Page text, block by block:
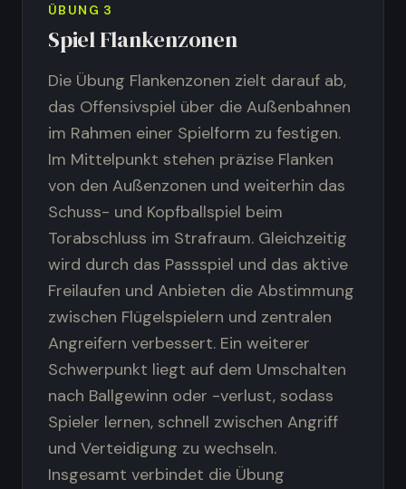
ÜBUNG 3
Spiel Flankenzonen
Die Übung Flankenzonen zielt darauf ab,
das Offensivspiel über die Außenbahnen
im Rahmen einer Spielform zu festigen.
Im Mittelpunkt stehen präzise Flanken
von den Außenzonen und weiterhin das
Schuss- und Kopfballspiel beim
Torabschluss im Strafraum. Gleichzeitig
wird durch das Passspiel und das aktive
Freilaufen und Anbieten die Abstimmung
zwischen Flügelspielern und zentralen
Angreifern verbessert. Ein weiterer
Schwerpunkt liegt auf dem Umschalten
nach Ballgewinn oder -verlust, sodass
Spieler lernen, schnell zwischen Angriff
und Verteidigung zu wechseln.
Insgesamt verbindet die Übung